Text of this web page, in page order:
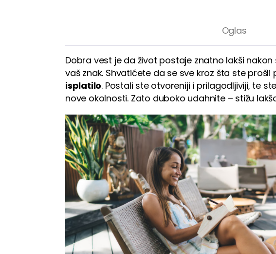
Dobra vest je da život postaje znatno lakši
vaš znak. Shvatićete da se sve kroz šta ste
isplatilo. Postali ste otvoreniji i prilagodljiviji, te
nove okolnosti. Zato duboko udahnite – stižu